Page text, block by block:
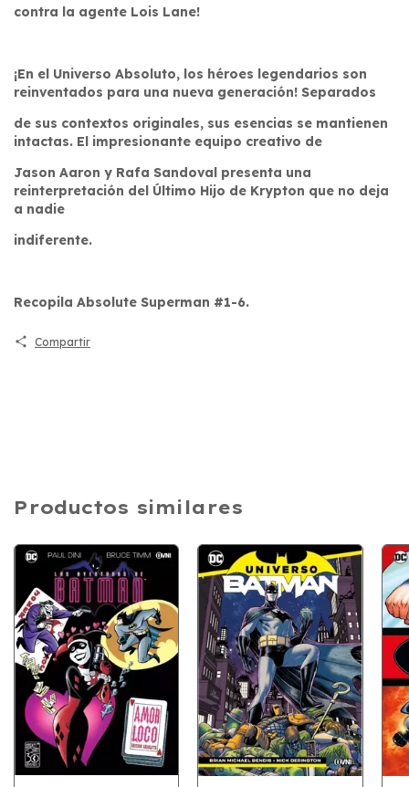
contra la agente Lois Lane!
¡En el Universo Absoluto, los héroes legendarios son
reinventados para una nueva generación! Separados
de sus contextos originales, sus esencias se mantienen
intactas. El impresionante equipo creativo de
Jason Aaron y Rafa Sandoval presenta una
reinterpretación del Último Hijo de Krypton que no deja
a nadie
indiferente.
Recopila Absolute Superman #1-6.
Compartir
Productos similares